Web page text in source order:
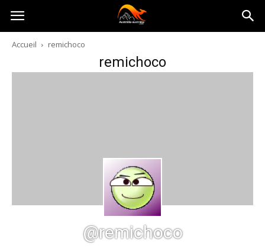
Australia-
australie.com
Accueil remichoco
remichoco
@remichoco